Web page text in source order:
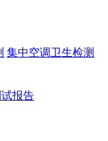
集中空调卫生检测
报告